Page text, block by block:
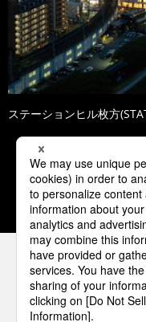
ステーションヒル枚方
1 2
パナソニック